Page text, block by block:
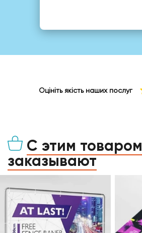
Оцініть якість наших послуг
С этим товаром
заказывают